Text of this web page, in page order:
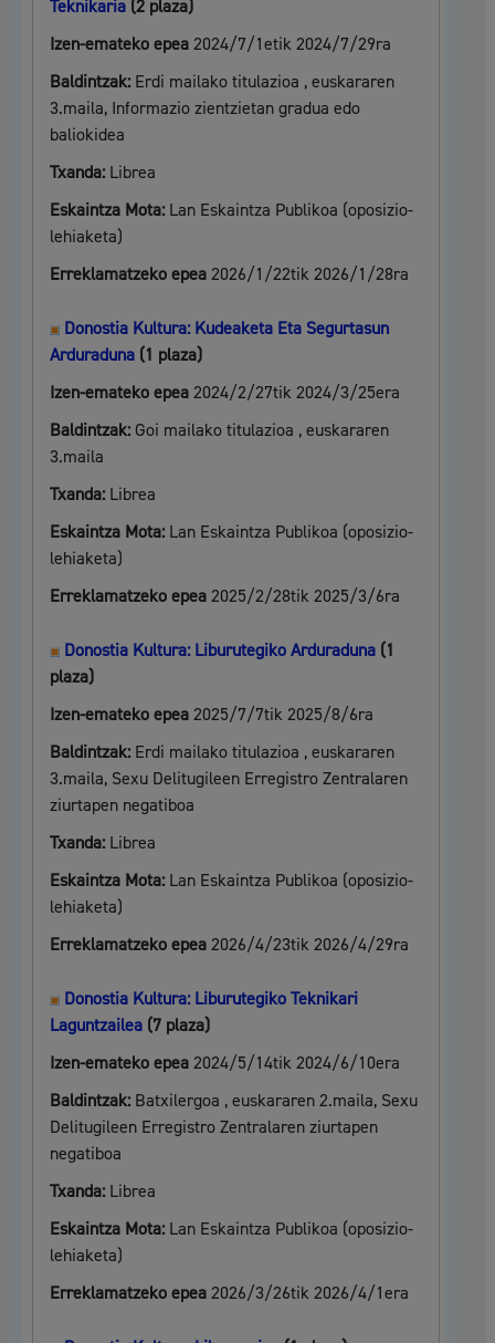
Teknikaria(2 plaza)
Izen-emateko epea 2024/7/1etik 2024/7/29ra
Baldintzak: Erdi mailako titulazioa , euskararen
3.maila, Informazio zientzietan gradua edo
baliokidea
Txanda: Librea
Eskaintza Mota: Lan Eskaintza Publikoa (oposizio-
lehiaketa)
Erreklamatzeko epea 2026/1/22tik 2026/1/28ra
Donostia Kultura: Kudeaketa Eta Segurtasun
Arduraduna(1 plaza)
Izen-emateko epea 2024/2/27tik 2024/3/25era
Baldintzak: Goi mailako titulazioa , euskararen
3.maila
Txanda: Librea
Eskaintza Mota: Lan Eskaintza Publikoa (oposizio-
lehiaketa)
Erreklamatzeko epea 2025/2/28tik 2025/3/6ra
Donostia Kultura: Liburutegiko Arduraduna(1
plaza)
Izen-emateko epea 2025/7/7tik 2025/8/6ra
Baldintzak: Erdi mailako titulazioa , euskararen
3.maila, Sexu Delitugileen Erregistro Zentralaren
ziurtapen negatiboa
Txanda: Librea
Eskaintza Mota: Lan Eskaintza Publikoa (oposizio-
lehiaketa)
Erreklamatzeko epea 2026/4/23tik 2026/4/29ra
Donostia Kultura: Liburutegiko Teknikari
Laguntzailea(7 plaza)
Izen-emateko epea 2024/5/14tik 2024/6/10era
Baldintzak: Batxilergoa , euskararen 2.maila, Sexu
Delitugileen Erregistro Zentralaren ziurtapen
negatiboa
Txanda: Librea
Eskaintza Mota: Lan Eskaintza Publikoa (oposizio-
lehiaketa)
Erreklamatzeko epea 2026/3/26tik 2026/4/1era